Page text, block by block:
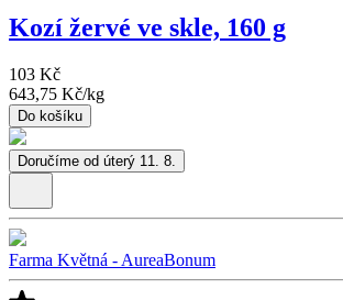
Kozí žervé ve skle, 160 g
103 Kč
643,75 Kč/kg
Do košíku
Doručíme od úterý 11. 8.
Farma Květná - AureaBonum